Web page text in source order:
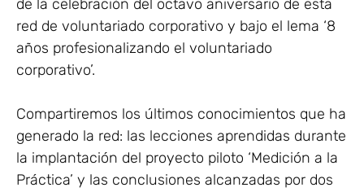
de la celebración del octavo aniversario de esta
red de voluntariado corporativo y bajo el lema ‘8
años profesionalizando el voluntariado
corporativo’.
Compartiremos los últimos conocimientos que ha
generado la red: las lecciones aprendidas durante
la implantación del proyecto piloto ‘Medición a la
Práctica’ y las conclusiones alcanzadas por dos